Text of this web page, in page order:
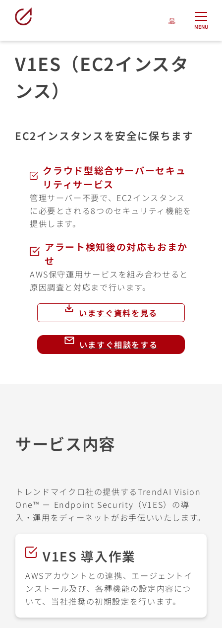
MENU
V1ES（EC2インスタ
ンス）
EC2インスタンスを安全に保ちます
クラウド型総合サーバーセキュ
リティサービス
管理サーバー不要で、EC2インスタンス
に必要とされる8つのセキュリティ機能を
提供します。
アラート検知後の対応もおまか
せ
AWS保守運用サービスを組み合わせると
原因調査と対応まで行います。
いますぐ資料を見る
いますぐ相談をする
サービス内容
トレンドマイクロ社の提供するTrendAI Vision
One™ － Endpoint Security（V1ES）の導
入・運用をディーネットがお手伝いいたします。
V1ES 導入作業
AWSアカウントとの連携、エージェントイ
ンストール及び、各種機能の設定内容につ
いて、当社推奨の初期設定を行います。